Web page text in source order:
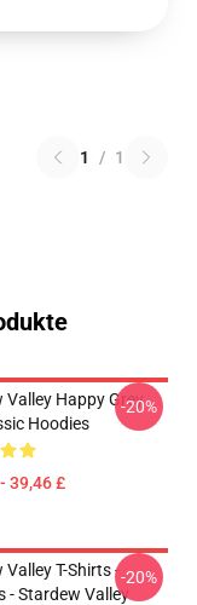
1 / 1
Valley Happy Grey
Hoodies
39,46 £
-20%
Valley T-Shirts -
- Stardew Valley
-20%